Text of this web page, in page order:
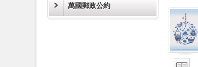
萬國郵政公約